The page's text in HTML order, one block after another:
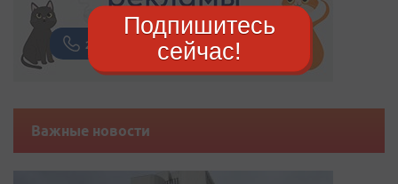
Важные новости
Подпишитесь
сейчас!